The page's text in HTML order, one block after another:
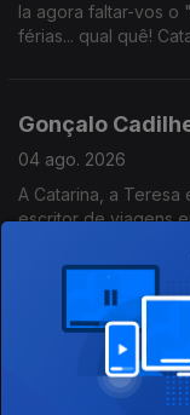
Ia agora faltar-vos o
férias... qual quê!
Gonçalo
04 ago. 2026
A Catarina, a Teresa
escritor de viagens
Uma cidade
04 ago. 2026
De acordo com a
é ouvirem a nossa